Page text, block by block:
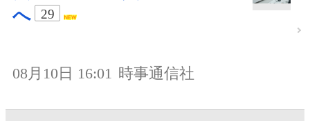
へ
29
08月10日 16:01 時事通信社